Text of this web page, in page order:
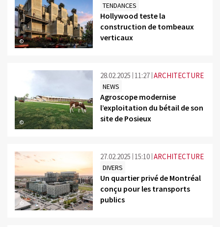
©
TENDANCES
Hollywood teste la
construction de tombeaux
verticaux
©
28.02.2025 11:27 ARCHITECTURE
NEWS
Agroscope modernise
l’exploitation du bétail de son
site de Posieux
©
27.02.2025 15:10 ARCHITECTURE
DIVERS
Un quartier privé de Montréal
conçu pour les transports
publics